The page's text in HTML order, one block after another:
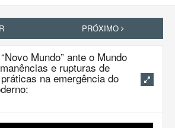
PRÓXIMO
Mundo” ante o Mundo
e rupturas de
na emergência do